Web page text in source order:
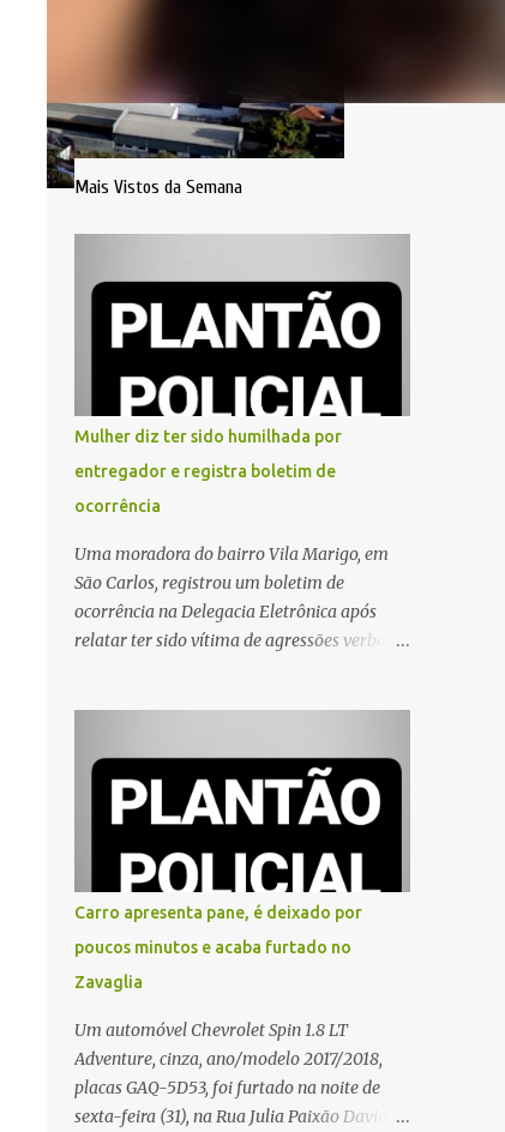
Mais Vistos da Semana
Mulher diz ter sido humilhada por
entregador e registra boletim de
ocorrência
Uma moradora do bairro Vila Marigo, em
São Carlos, registrou um boletim de
ocorrência na Delegacia Eletrônica após
relatar ter sido vítima de agressões verbais
feira (31). A mulher afirmou que o
entregador teria acionado o interfone de
forma equivocada e, em seguida, passou a
atenção de moradores e de pessoas que
estavam nas proximidades. Ainda conforme
o registro policial, a vítima relatou que, ao
receber a entrega, voltou a ser ofendida com
palavras de baixo calão e insultos. Ela
que se sentiu ameaçada, coagida e
humilhada com a situação. Fonte: São
Carlos Agora
Carro apresenta pane, é deixado por
poucos minutos e acaba furtado no
Zavaglia
Um automóvel Chevrolet Spin 1.8 LT
Adventure, cinza, ano/modelo 2017/2018,
placas GAQ-5D53, foi furtado na noite de
sexta-feira (31), na Rua Julia Paixão David,